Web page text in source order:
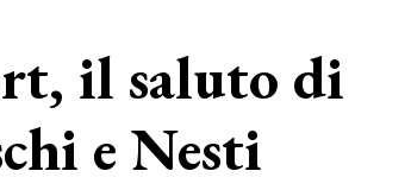
il saluto di
e Nesti